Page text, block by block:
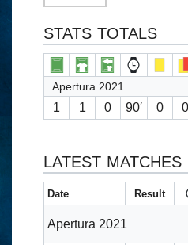
STATS TOTALS
Apertura 2021
1 1 0 90′ 0 0
LATEST MATCHES
Date Result
Apertura 2021